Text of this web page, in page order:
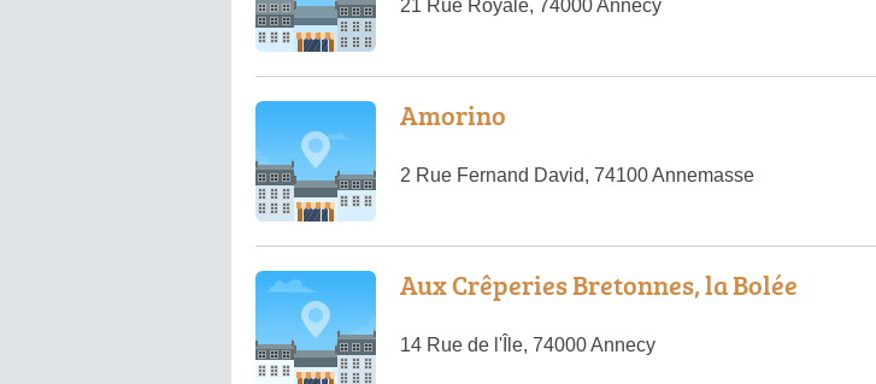
21 Rue Royale, 74000 Annecy
Amorino
2 Rue Fernand David, 74100 Annemasse
Aux Crêperies Bretonnes, la Bolée
14 Rue de l'Île, 74000 Annecy